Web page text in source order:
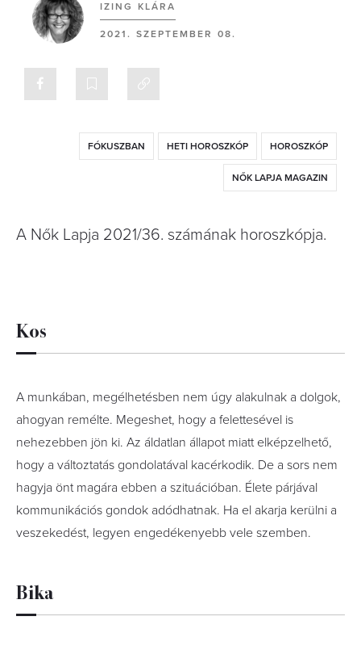
IZING KLÁRA
2021. SZEPTEMBER 08.
FÓKUSZBAN HETI HOROSZKÓP HOROSZKÓP
NŐK LAPJA MAGAZIN
A Nők Lapja 2021/36. számának horoszkópja.
Kos
A munkában, megélhetésben nem úgy alakulnak a dolgok,
ahogyan remélte. Megeshet, hogy a felettesével is
nehezebben jön ki. Az áldatlan állapot miatt elképzelhető,
hogy a változtatás gondolatával kacérkodik. De a sors nem
hagyja önt magára ebben a szituációban. Élete párjával
kommunikációs gondok adódhatnak. Ha el akarja kerülni a
veszekedést, legyen engedékenyebb vele szemben.
Bika